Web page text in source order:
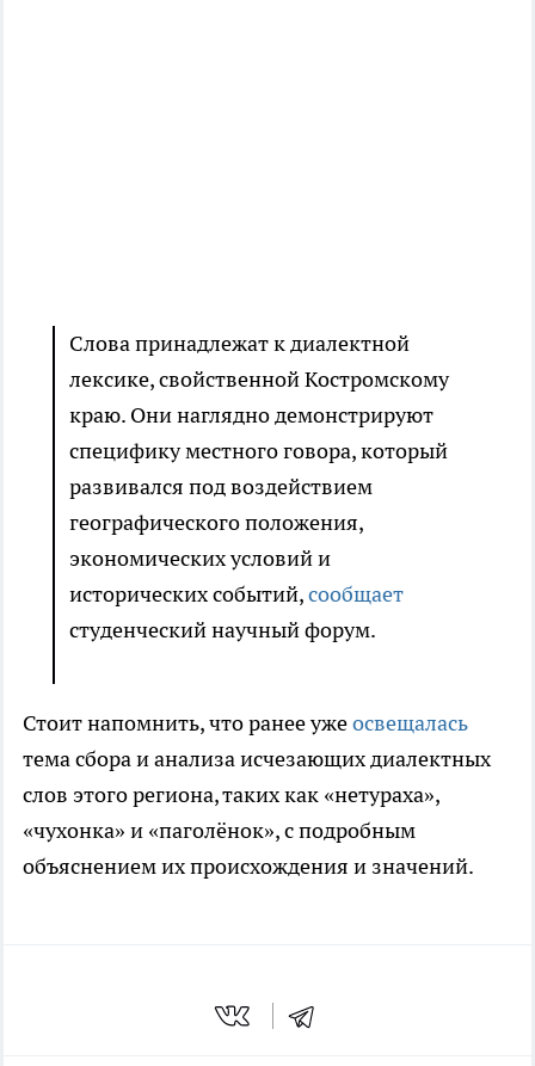
Слова принадлежат к диалектной
лексике, свойственной Костромскому
краю. Они наглядно демонстрируют
специфику местного говора, который
развивался под воздействием
географического положения,
экономических условий и
исторических событий,сообщает
студенческий научный форум.
Стоит напомнить, что ранее ужеосвещалась
тема сбора и анализа исчезающих диалектных
слов этого региона, таких как «нетуpаха»,
«чухонка» и «паголёнок», с подробным
объяснением их происхождения и значений.